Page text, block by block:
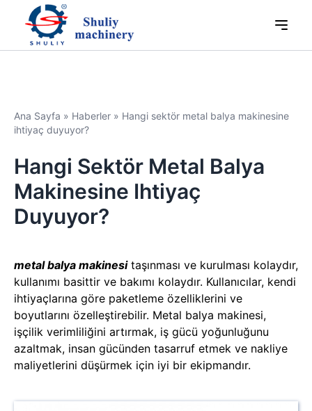
Ana Sayfa » Haberler » Hangi sektör metal balya makinesine
ihtiyaç duyuyor?
Hangi Sektör Metal Balya
Makinesine Ihtiyaç
Duyuyor?
metal balya makinesitaşınması ve kurulması kolaydır,
kullanımı basittir ve bakımı kolaydır. Kullanıcılar, kendi
ihtiyaçlarına göre paketleme özelliklerini ve
boyutlarını özelleştirebilir. Metal balya makinesi,
işçilik verimliliğini artırmak, iş gücü yoğunluğunu
azaltmak, insan gücünden tasarruf etmek ve nakliye
maliyetlerini düşürmek için iyi bir ekipmandır.